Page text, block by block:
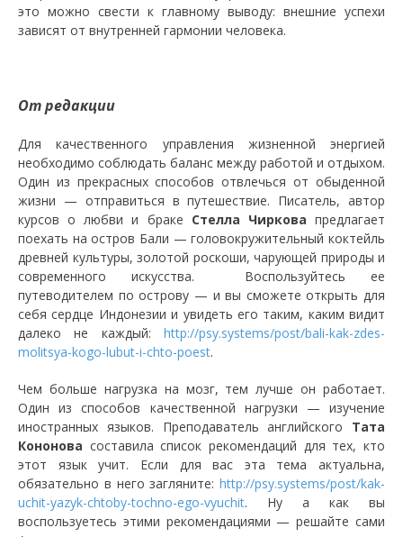
это можно свести к главному выводу: внешние успехи
зависят от внутренней гармонии человека.
От редакции
Для качественного управления жизненной энергией
необходимо соблюдать баланс между работой и отдыхом.
Один из прекрасных способов отвлечься от обыденной
жизни — отправиться в путешествие. Писатель, автор
курсов о любви и браке Стелла Чиркова предлагает
поехать на остров Бали — головокружительный коктейль
древней культуры, золотой роскоши, чарующей природы и
современного искусства. Воспользуйтесь ее
путеводителем по острову — и вы сможете открыть для
себя сердце Индонезии и увидеть его таким, каким видит
далеко не каждый: http://psy.systems/post/bali-kak-zdes-
molitsya-kogo-lubut-i-chto-poest.
Чем больше нагрузка на мозг, тем лучше он работает.
Один из способов качественной нагрузки — изучение
иностранных языков. Преподаватель английского Тата
Кононова составила список рекомендаций для тех, кто
этот язык учит. Если для вас эта тема актуальна,
обязательно в него загляните: http://psy.systems/post/kak-
uchit-yazyk-chtoby-tochno-ego-vyuchit. Ну а как вы
воспользуетесь этими рекомендациями — решайте сами